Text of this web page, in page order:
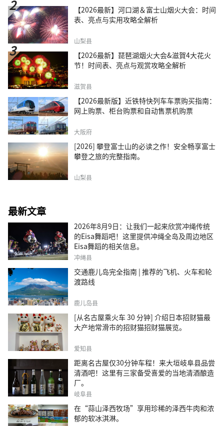
【2026最新】河口湖＆富士山烟火大会：时间
表、亮点与实用攻略全解析
山梨县
【2026最新】琵琶湖烟火大会&滋賀4大花火
节！时间表、亮点与观赏攻略全解析
滋贺县
【2026最新版】近铁特快列车车票购买指南：
网上购票、柜台购票和自动售票机购票
大阪府
[2026] 攀登富士山的必读之作！安全畅享富士
攀登之旅的完整指南。
山梨县
最新文章
2026年8月9日：让我们一起来欣赏冲绳传统
的Eisa舞蹈吧！这里提供冲绳全岛及周边地区
Eisa舞蹈的相关信息。
冲绳县
交通鹿儿岛完全指南 | 推荐的飞机、火车和轮
渡路线
鹿儿岛县
[从名古屋乘火车 30 分钟] 介绍日本招财猫最
大产地常滑市的招财猫招财猫展览。
爱知县
距离名古屋仅30分钟车程！来大垣岐阜县品尝
清酒吧！这里有三家备受喜爱的当地清酒酿造
厂。
岐阜县
在“蒜山泽西牧场”享用珍稀的泽西牛肉和浓
郁的软冰淇淋。